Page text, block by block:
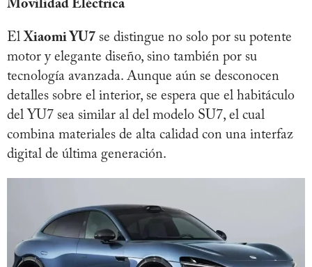
Movilidad Eléctrica
ElXiaomi YU7 se distingue no solo por su potente
motor y elegante diseño, sino también por su
tecnología avanzada. Aunque aún se desconocen
detalles sobre el interior, se espera que el habitáculo
del YU7 sea similar al del modelo SU7, el cual
combina materiales de alta calidad con una interfaz
digital de última generación.